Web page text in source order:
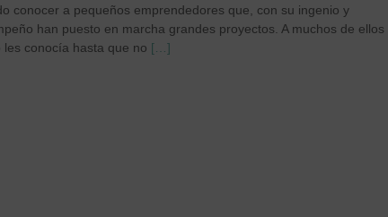
conocer a pequeños emprendedores que, con su ingenio y
han puesto en marcha grandes proyectos. A muchos de ellos
les conocía hasta que no […]